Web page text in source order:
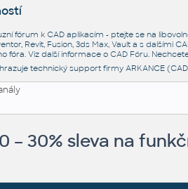
fórum k CAD aplikacím - ptejte se na
Revit, Fusion, 3ds Max, Vault a s dalšími
fóra. Viz další informace o CAD Fóru.
technický support firmy ARKANCE
– 30% sleva na